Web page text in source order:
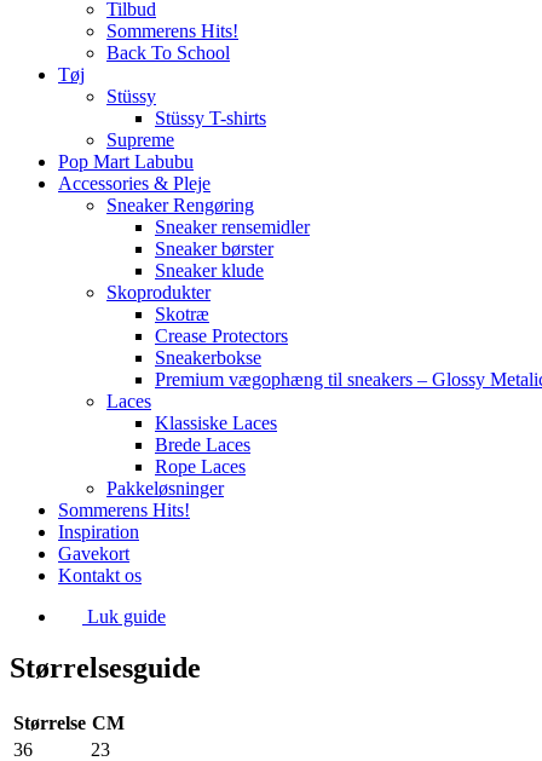
Tilbud
Sommerens Hits!
Back To School
Tøj
Stüssy
Stüssy T-shirts
Supreme
Pop Mart Labubu
Accessories & Pleje
Sneaker Rengøring
Sneaker rensemidler
Sneaker børster
Sneaker klude
Skoprodukter
Skotræ
Crease Protectors
Sneakerbokse
Premium vægophæng til sneakers – Glossy
Laces
Klassiske Laces
Brede Laces
Rope Laces
Pakkeløsninger
Sommerens Hits!
Inspiration
Gavekort
Kontakt os
Luk guide
Størrelsesguide
Størrelse CM
36
23